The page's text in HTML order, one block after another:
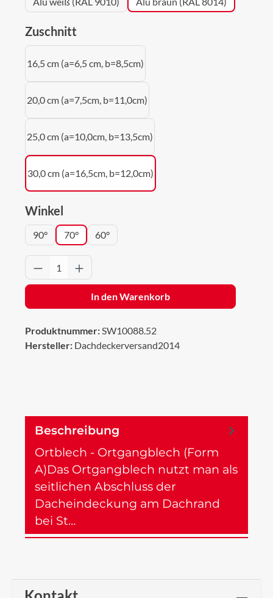
Zuschnitt
16,5 cm (a=6,5 cm, b=8,5cm)
20,0 cm (a=7,5cm, b=11,0cm)
25,0 cm (a=10,0cm, b=13,5cm)
30,0 cm (a=16,5cm, b=12,0cm)
Winkel
90° 70° 60°
Produkt Anzahl: Gib den gewünschten
In den Warenkorb
Produktnummer:SW10088.52
Hersteller: Dachdeckerversand2014
Beschreibung
Ortblech - Ortgangblech (Form
A)Das Ortgangblech nutzt man als
seitlichen Abschluss der
Dacheindeckung am Dachrand
bei St…